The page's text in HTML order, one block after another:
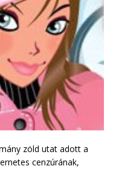
zöld utat adott a
cenzúrának,